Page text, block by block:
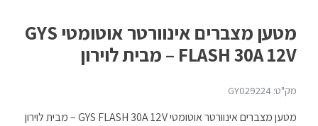
מטען מצברים אינוורטר אוטומטי GYS
FLASH 30A 12V – מבית לוירון
מק"ט: GY029224
מטען מצברים אינוורטר אוטומטי GYS FLASH 30A 12V – מבית לוירון